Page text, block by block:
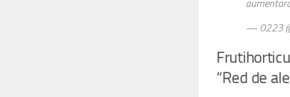
— 0223
“Red de